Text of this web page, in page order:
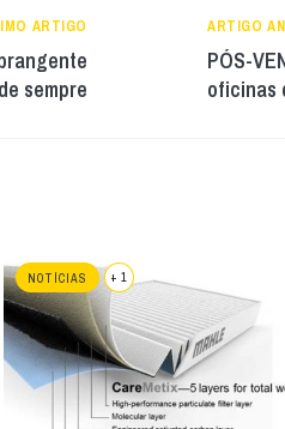
ARTIGO
de sempre
ARTIGO
PÓS-
oficinas
NOTÍCIAS + 1